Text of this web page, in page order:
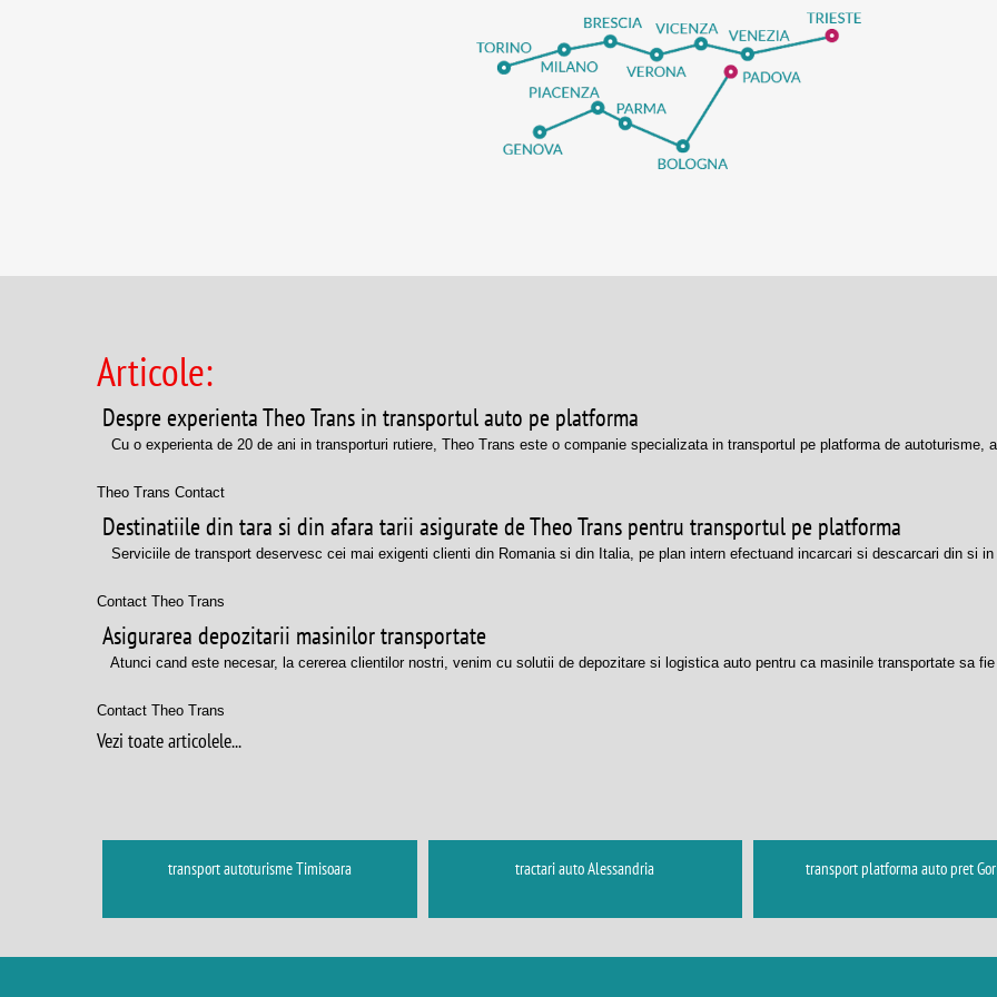
Articole:
Despre experienta Theo Trans in transportul auto pe platforma
Cu o experienta de 20 de ani in transporturi rutiere, Theo Trans este o companie specializata in transportul pe platforma de autoturisme,
Theo Trans Contact
Destinatiile din tara si din afara tarii asigurate de Theo Trans pentru transportul pe platforma
Serviciile de transport deservesc cei mai exigenti clienti din Romania si din Italia, pe plan intern efectuand incarcari si descarcari din si
Contact Theo Trans
Asigurarea depozitarii masinilor transportate
Atunci cand este necesar, la cererea clientilor nostri, venim cu solutii de depozitare si logistica auto pentru ca masinile transportate sa
Contact Theo Trans
Vezi toate articolele...
transport autoturisme Timisoara tractari auto Alessandria transport platforma auto pret